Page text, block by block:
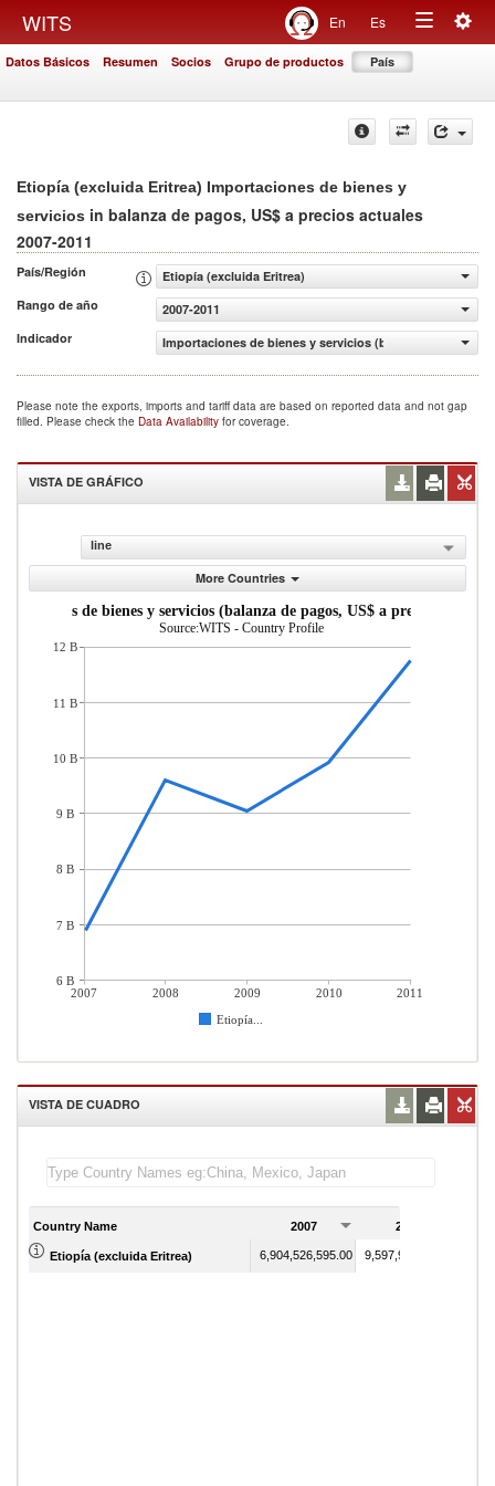
WITS En Es
Toggle
Datos Básicos Resumen Socios Grupo de productos País
Etiopía (excluida Eritrea) Importaciones de bienes y
servicios in balanza de pagos, US$ a precios actuales
2007-2011
País/Región
Etiopía (excluida Eritrea)
Rango de año
2007-2011
Indicador
Importaciones de bienes y servicios (balanza de pagos,
Please note the exports, imports and tariff data are based on reported data and not gap
filled. Please check the Data Availability for coverage.
VISTA DE GRÁFICO
line
More Countries
de bienes y servicios (balanza de pagos, US$ a precios
Source:WITS - Country Profile
2007 2008 2009 2010
2011
Etiopía...
12 B
11 B
10 B
9 B
8 B
7 B
6 B
VISTA DE CUADRO
Country Name 2007 2008
Etiopía (excluida Eritrea) 6,904,526,595.00 9,597,929,161.00